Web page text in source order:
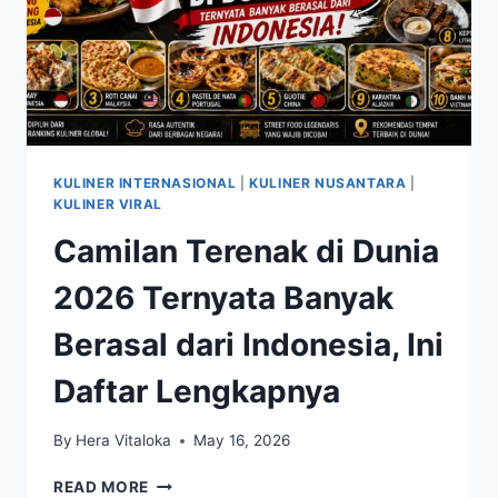
KULINER INTERNASIONAL |KULINER NUSANTARA
KULINER VIRAL
Camilan Terenak di Dunia
2026 Ternyata Banyak
Berasal dari Indonesia, Ini
Daftar Lengkapnya
By Hera Vitaloka May 16, 2026
READ MORE CAMILAN